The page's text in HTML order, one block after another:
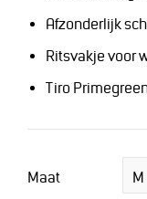
Afzonderlijk
Ritsvakje voor
Tiro
Maat